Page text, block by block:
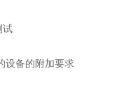
试
设备的附加要求